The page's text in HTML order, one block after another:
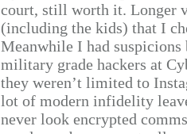
court, still worth it. Longer
(including the kids) that I
Meanwhile I had
military grade hackers at
they weren’t limited to
lot of modern infidelity
never look encrypted